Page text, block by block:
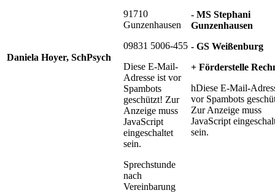
Daniela Hoyer, SchPsych
91710
Gunzenhausen
09831 5006-455
Diese E-Mail-
Adresse ist vor
Spambots
geschützt! Zur
Anzeige muss
JavaScript
eingeschaltet
sein.
Sprechstunde
nach
Vereinbarung
- MS Stephani
Gunzenhausen
- GS Weißenburg
+ Förderstelle
hDiese E-Mail-
vor Spambots
Zur Anzeige muss
JavaScript
sein.